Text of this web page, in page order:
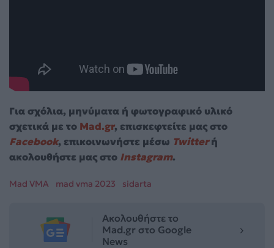
Για σχόλια, μηνύματα ή φωτογραφικό υλικό
σχετικά με το Mad.gr, επισκεφτείτε μας στο
Facebook, επικοινωνήστε μέσω Twitterή
ακολουθήστε μας στο Instagram.
Mad VMA mad vma 2023 sidarta
Ακολουθήστε το
Mad.gr στο Google
News